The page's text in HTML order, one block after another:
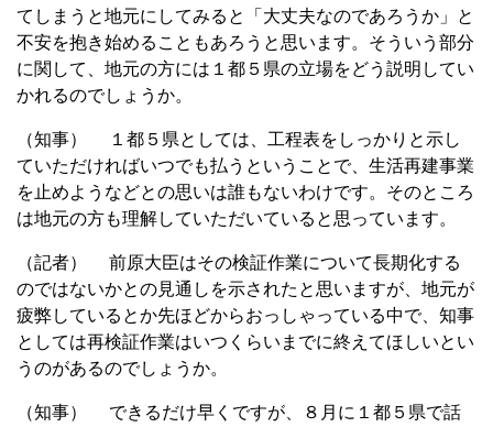
てしまうと地元にしてみると「大丈夫なのであろうか」と
不安を抱き始めることもあろうと思います。そういう部分
に関して、地元の方には１都５県の立場をどう説明してい
かれるのでしょうか。
（知事） １都５県としては、工程表をしっかりと示し
ていただければいつでも払うということで、生活再建事業
を止めようなどとの思いは誰もないわけです。そのところ
は地元の方も理解していただいていると思っています。
（記者） 前原大臣はその検証作業について長期化する
のではないかとの見通しを示されたと思いますが、地元が
疲弊しているとか先ほどからおっしゃっている中で、知事
としては再検証作業はいつくらいまでに終えてほしいとい
うのがあるのでしょうか。
（知事） できるだけ早くですが、８月に１都５県で話